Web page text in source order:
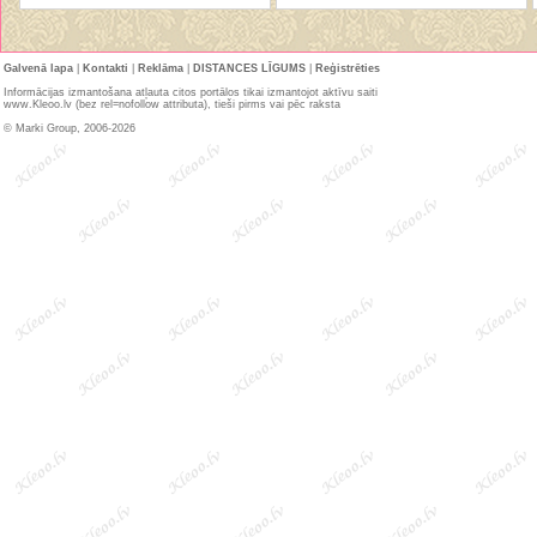
Galvenā lapa Kontakti Reklāma DISTANCES LĪGUMS
Reģistrēties
Informācijas izmantošana atļauta citos portālos tikai izmantojot aktīvu saiti
www.Kleoo.lv (bez rel=nofollow attributa), tieši pirms vai pēc raksta
© Marki Group, 2006-2026